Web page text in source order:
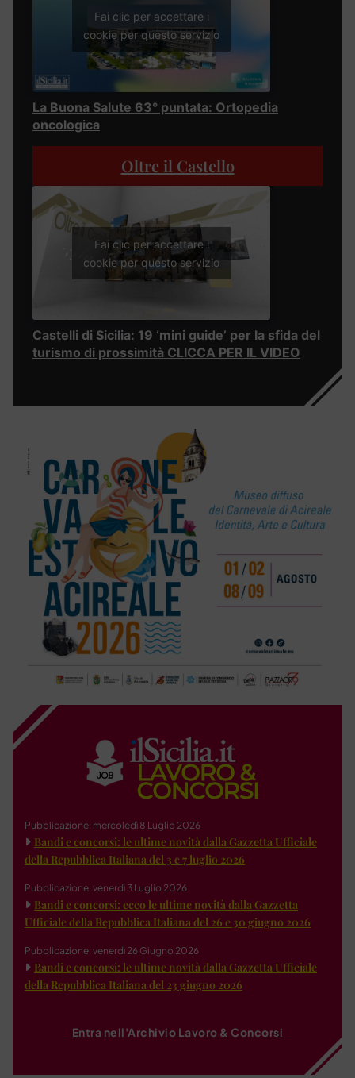
Fai clic per accettare i
cookie per questo servizio
La Buona Salute 63° puntata: Ortopedia
oncologica
Oltre il Castello
Fai clic per accettare i
cookie per questo servizio
Castelli di Sicilia: 19 ‘mini guide’ per la sfida del
turismo di prossimità CLICCA PER IL VIDEO
Pubblicazione: mercoledì 8 Luglio 2026
Bandi e concorsi: le ultime novità dalla Gazzetta Ufficiale
della Repubblica Italiana del 3 e 7 luglio 2026
Pubblicazione: venerdì 3 Luglio 2026
Bandi e concorsi: ecco le ultime novità dalla Gazzetta
Ufficiale della Repubblica Italiana del 26 e 30 giugno 2026
Pubblicazione: venerdì 26 Giugno 2026
Bandi e concorsi: le ultime novità dalla Gazzetta Ufficiale
della Repubblica Italiana del 23 giugno 2026
Entra nell'Archivio Lavoro & Concorsi